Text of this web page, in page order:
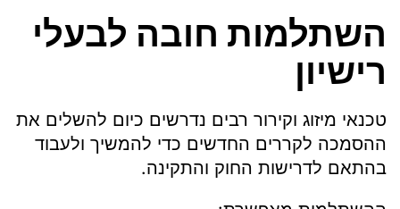
השתלמות חובה לבעלי
רישיון
טכנאי מיזוג וקירור רבים נדרשים כיום להשלים את
ההסמכה לקררים החדשים כדי להמשיך ולעבוד
בהתאם לדרישות החוק והתקינה.